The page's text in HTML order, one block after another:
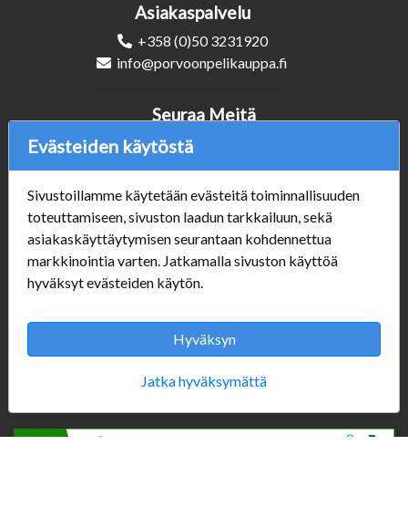
Asiakaspalvelu
+358 (0)50 3231920
info@porvoonpelikauppa.fi
Verkkokauppa
#Yhteiskuntavastuu
#porvoonsithlord
Tilaus- ja toimitusehdot
Mannerheiminkatu 10
Aukioloajat:
Seuraa Meitä
Evästeiden käytöstä
Sivustoillamme käytetään evästeitä toiminnallisuuden
toteuttamiseen, sivuston laadun tarkkailuun, sekä
asiakaskäyttäytymisen seurantaan kohdennettua
markkinointia varten. Jatkamalla sivuston käyttöä
hyväksyt evästeiden käytön.
Hyväksyn
Jatka hyväksymättä